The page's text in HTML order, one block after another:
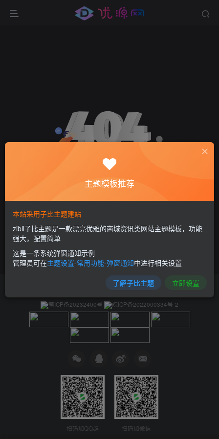
环境异常！请重新获取下载链接
萌ICP备20232400号 皖ICP备2022000334号-2
扫码加QQ群 扫码加微信
主题模板推荐
本站采用子比主题建站
zibll子比主题是一款漂亮优雅的商城资讯类网站主题模板，功能
强大，配置简单
这是一条系统弹窗通知示例
管理员可在主题设置-常用功能-弹窗通知中进行相关设置
了解子比主题 立即设置